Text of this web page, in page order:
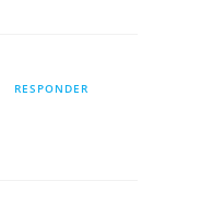
RESPONDER